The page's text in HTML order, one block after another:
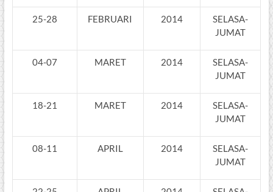
25-28 FEBRUARI 2014
SELASA-
JUMAT
04-07 MARET 2014
SELASA-
JUMAT
18-21 MARET 2014
SELASA-
JUMAT
08-11 APRIL 2014
SELASA-
JUMAT